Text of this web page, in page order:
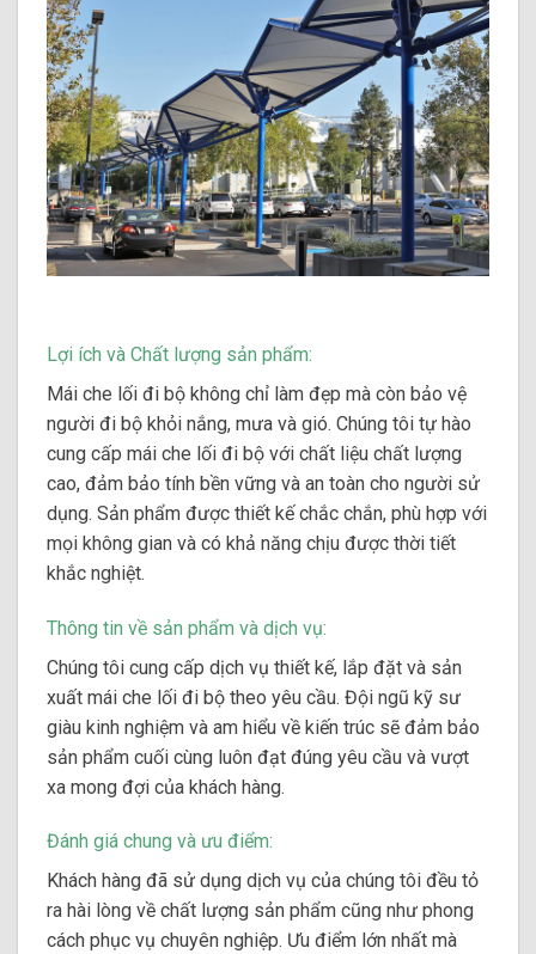
Lợi ích và Chất lượng sản phẩm:
Mái che lối đi bộ không chỉ làm đẹp mà còn bảo vệ
người đi bộ khỏi nắng, mưa và gió. Chúng tôi tự hào
cung cấp mái che lối đi bộ với chất liệu chất lượng
cao, đảm bảo tính bền vững và an toàn cho người sử
dụng. Sản phẩm được thiết kế chắc chắn, phù hợp với
mọi không gian và có khả năng chịu được thời tiết
khắc nghiệt.
Thông tin về sản phẩm và dịch vụ:
Chúng tôi cung cấp dịch vụ thiết kế, lắp đặt và sản
xuất mái che lối đi bộ theo yêu cầu. Đội ngũ kỹ sư
giàu kinh nghiệm và am hiểu về kiến trúc sẽ đảm bảo
sản phẩm cuối cùng luôn đạt đúng yêu cầu và vượt
xa mong đợi của khách hàng.
Đánh giá chung và ưu điểm:
Khách hàng đã sử dụng dịch vụ của chúng tôi đều tỏ
ra hài lòng về chất lượng sản phẩm cũng như phong
cách phục vụ chuyên nghiệp. Ưu điểm lớn nhất mà